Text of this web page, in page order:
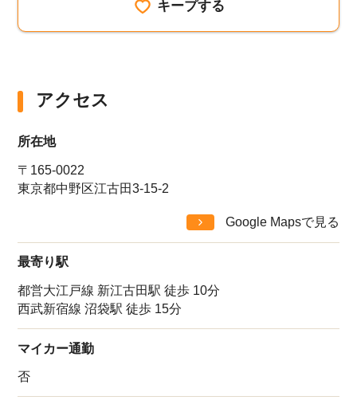
キープする
アクセス
所在地
〒165-0022
東京都中野区江古田3-15-2
Google Mapsで見る
最寄り駅
都営大江戸線 新江古田駅 徒歩 10分
西武新宿線 沼袋駅 徒歩 15分
マイカー通勤
否